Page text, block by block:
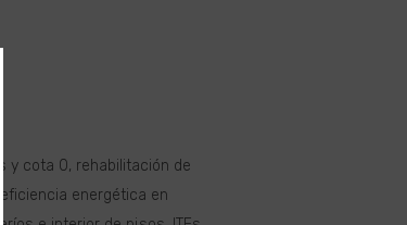
y cota 0, rehabilitación de
energética en